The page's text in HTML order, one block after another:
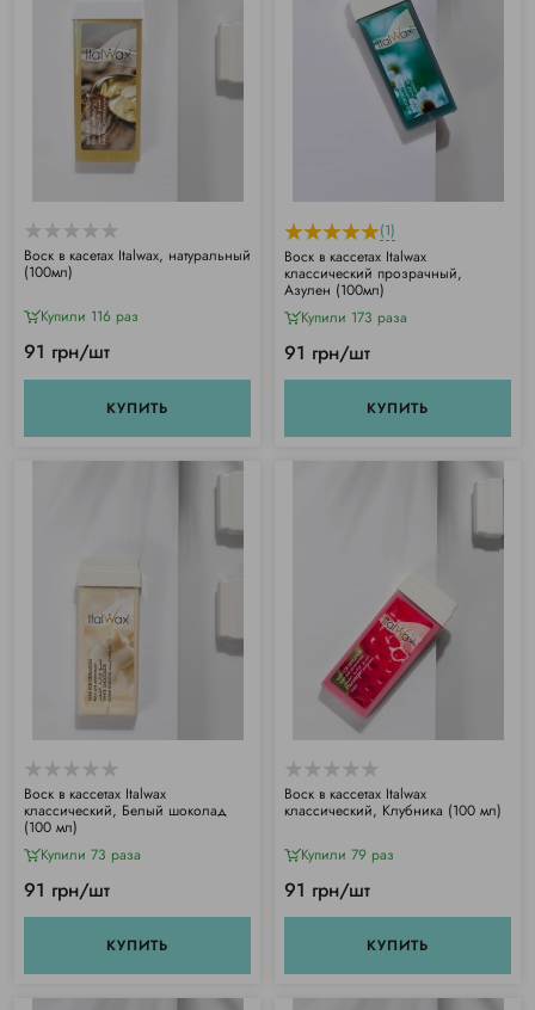
Воск в касетах Italwax, натуральный
(100мл)
Купили 116 раз
91 грн/шт
КУПИТЬ
(1)
Воск в кассетах Italwax
классический прозрачный,
Азулен (100мл)
Купили 173 раза
91 грн/шт
КУПИТЬ
Воск в кассетах Italwax
классический, Белый шоколад
(100 мл)
Купили 73 раза
91 грн/шт
КУПИТЬ
Воск в кассетах Italwax
классический, Клубника (100 мл)
Купили 79 раз
91 грн/шт
КУПИТЬ